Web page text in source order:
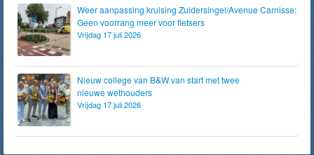
Weer aanpassing kruising Zuidersingel/Avenue Carnisse:
Geen voorrang meer voor fietsers
Vrijdag 17 juli 2026
Nieuw college van B&W van start met twee
nieuwe wethouders
Vrijdag 17 juli 2026